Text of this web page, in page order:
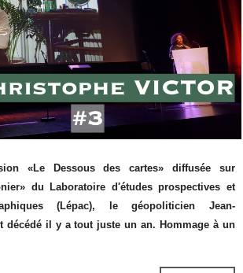
«Le Dessous des cartes» diffusée sur
du Laboratoire d'études prospectives et
(Lépac), le géopoliticien Jean-
décédé il y a tout juste un an. Hommage à un